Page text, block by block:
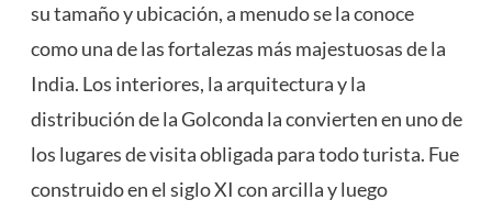
su tamaño y ubicación, a menudo se la conoce
como una de las fortalezas más majestuosas de la
India. Los interiores, la arquitectura y la
distribución de la Golconda la convierten en uno de
los lugares de visita obligada para todo turista. Fue
construido en el siglo XI con arcilla y luego